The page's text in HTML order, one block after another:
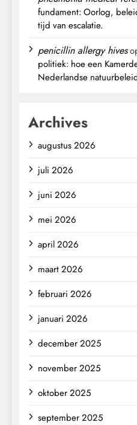
fundament: Oorlog,
tijd van escalatie.
penicillin allergy hives
politiek: hoe een
Nederlandse
Archives
augustus 2026
juli 2026
juni 2026
mei 2026
april 2026
maart 2026
februari 2026
januari 2026
december 2025
november 2025
oktober 2025
september 2025